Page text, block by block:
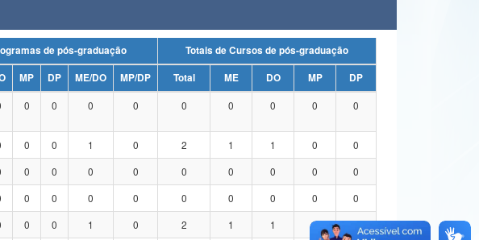
Total de Programas de pós-graduação
Totais de Cursos de pós-graduação
MP DP ME/DO MP/DP Total ME DO MP
DP
0 0 0 0 0 0 0 0 0
0 0 1 0 2 1 1 0
0
0 0 0 0 0 0 0 0
0
0 0 0 0 0 0 0 0
0
0 0 1 0 2 1 1 0
0